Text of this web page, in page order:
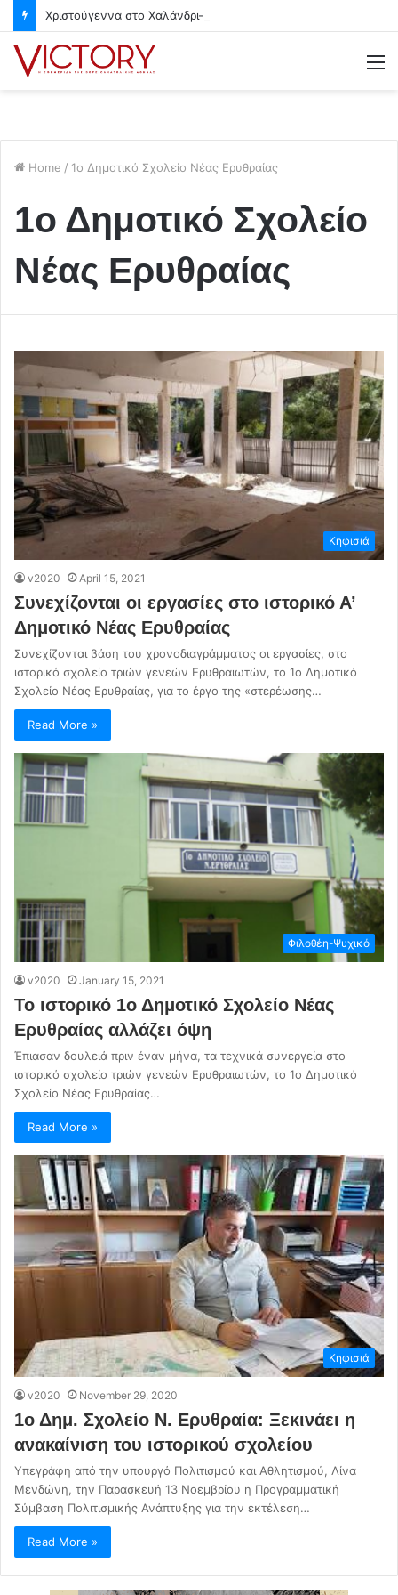
Home / 1ο Δημοτικό Σχολείο Νέας Ερυθραίας
1ο Δημοτικό Σχολείο
Νέας Ερυθραίας
Κηφισιά
v2020 April 15, 2021
Συνεχίζονται οι εργασίες στο ιστορικό Α’
Δημοτικό Νέας Ερυθραίας
Συνεχίζονται βάση του χρονοδιαγράμματος οι εργασίες, στο
ιστορικό σχολείο τριών γενεών Ερυθραιωτών, το 1ο Δημοτικό
Σχολείο Νέας Ερυθραίας, για το έργο της «στερέωσης…
Read More »
Φιλοθέη-Ψυχικό
v2020 January 15, 2021
Το ιστορικό 1ο Δημοτικό Σχολείο Νέας
Ερυθραίας αλλάζει όψη
Έπιασαν δουλειά πριν έναν μήνα, τα τεχνικά συνεργεία στο
ιστορικό σχολείο τριών γενεών Ερυθραιωτών, το 1ο Δημοτικό
Σχολείο Νέας Ερυθραίας…
Read More »
Κηφισιά
v2020 November 29, 2020
1ο Δημ. Σχολείο Ν. Ερυθραία: Ξεκινάει η
ανακαίνιση του ιστορικού σχολείου
Υπεγράφη από την υπουργό Πολιτισμού και Αθλητισμού, Λίνα
Μενδώνη, την Παρασκευή 13 Νοεμβρίου η Προγραμματική
Σύμβαση Πολιτισμικής Ανάπτυξης για την εκτέλεση…
Read More »